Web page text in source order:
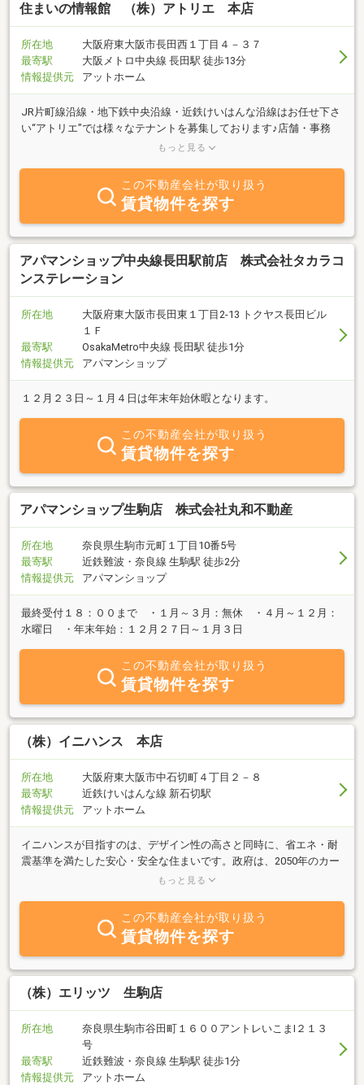
住まいの情報館 （株）アトリエ 本店
所在地
大阪府東大阪市長田西１丁目４－３７
最寄駅
大阪メトロ中央線 長田駅 徒歩13分
情報提供元
アットホーム
JR片町線沿線・地下鉄中央沿線・近鉄けいはんな沿線はお任せ下さ
い“アトリエ”では様々なテナントを募集しております♪店舗・事務
所・倉庫・工場どんなものでも対応可能です☆また、当社にて各種
までのフォローも可能です♪アトリエ自慢の熟練スタッフがお客様
のご希望を叶える内装を手掛けます♪また、地域密着の強みとして
インターネットには掲載していない物件も数多く所有しており当店
スタッフも全員東大阪市在住や東大阪出身ですので物件情報以外に
も、美味しいお店や穴場スポットなどお伝え出来ますよ♪自社管理
物件も当社周辺に数十棟ございますので、他社には無い物件も当店
にはございます！是非！大手には無い地元密着型の不動産屋さんの
もっと見る
この不動産会社が取り扱う
賃貸物件を探す
アパマンショップ中央線長田駅前店 株式会社タカラコ
ンステレーション
所在地
大阪府東大阪市長田東１丁目2-13 トクヤス長田ビル
１Ｆ
最寄駅
OsakaMetro中央線 長田駅 徒歩1分
情報提供元
アパマンショップ
１２月２３日～１月４日は年末年始休暇となります。
この不動産会社が取り扱う
賃貸物件を探す
アパマンショップ生駒店 株式会社丸和不動産
所在地
奈良県生駒市元町１丁目10番5号
最寄駅
近鉄難波・奈良線 生駒駅 徒歩2分
情報提供元
アパマンショップ
最終受付１８：００まで ・１月～３月：無休 ・４月～１２月：
水曜日 ・年末年始：１２月２７日～１月３日
この不動産会社が取り扱う
賃貸物件を探す
（株）イニハンス 本店
所在地
大阪府東大阪市中石切町４丁目２－８
最寄駅
近鉄けいはんな線 新石切駅
情報提供元
アットホーム
イニハンスが目指すのは、デザイン性の高さと同時に、省エネ・耐
震基準を満たした安心・安全な住まいです。政府は、2050年のカー
ボンニュートラル実現に向けて、省エネ基準を段階的に引き上げる
仕様の住まいが一般的になるのです。イニハンスでは未来の住宅基
準を満たす家づくりを目指し、断熱性、気密性にこだわった工法や
材質、耐震強度を確保するための設計に重きを置いています。現状
に満足するのではなく、快適かつ安心・安全な暮らしを求めて、さ
らなる技術の開発・改良を進めてまいります。
もっと見る
この不動産会社が取り扱う
賃貸物件を探す
（株）エリッツ 生駒店
所在地
奈良県生駒市谷田町１６００アントレいこまⅠ２１３
号
最寄駅
近鉄難波・奈良線 生駒駅 徒歩1分
情報提供元
アットホーム